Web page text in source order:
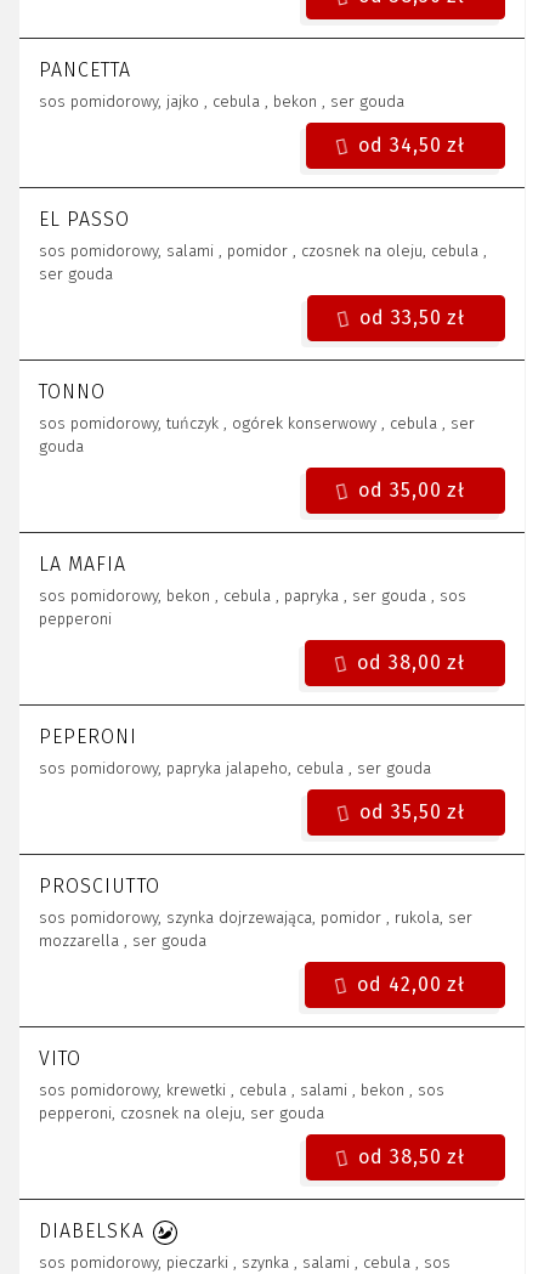
PANCETTA
sos pomidorowy, jajko , cebula , bekon , ser gouda
EL PASSO
sos pomidorowy, salami , pomidor , czosnek na oleju, cebula ,
ser gouda
TONNO
sos pomidorowy, tuńczyk , ogórek konserwowy , cebula , ser
gouda
LA MAFIA
sos pomidorowy, bekon , cebula , papryka , ser gouda , sos
pepperoni
PEPERONI
sos pomidorowy, papryka jalapeho, cebula , ser gouda
PROSCIUTTO
sos pomidorowy, szynka dojrzewająca, pomidor , rukola, ser
mozzarella , ser gouda
VITO
sos pomidorowy, krewetki , cebula , salami , bekon , sos
pepperoni, czosnek na oleju, ser gouda
DIABELSKA
sos pomidorowy, pieczarki , szynka , salami , cebula , sos